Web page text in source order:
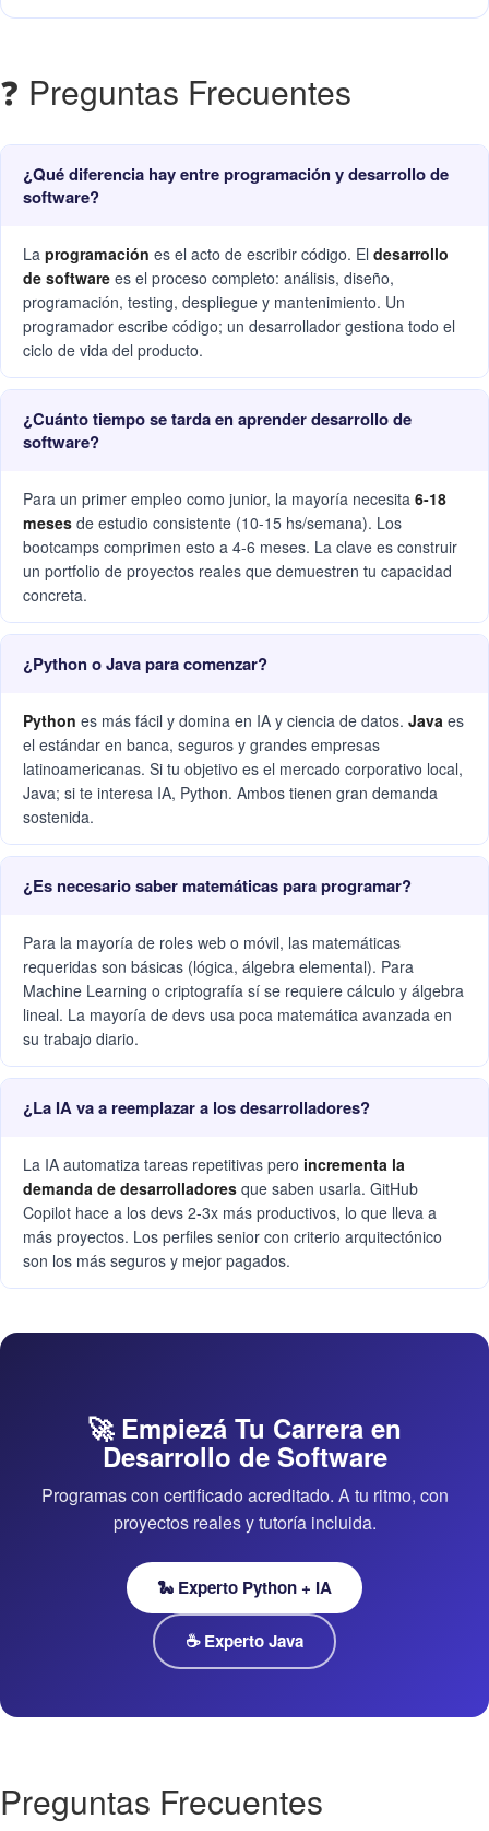
❓ Preguntas Frecuentes
¿Qué diferencia hay entre programación y desarrollo de
software?
La programación es el acto de escribir código. El desarrollo
de software es el proceso completo: análisis, diseño,
programación, testing, despliegue y mantenimiento. Un
programador escribe código; un desarrollador gestiona todo el
ciclo de vida del producto.
¿Cuánto tiempo se tarda en aprender desarrollo de
software?
Para un primer empleo como junior, la mayoría necesita 6-18
meses de estudio consistente (10-15 hs/semana). Los
bootcamps comprimen esto a 4-6 meses. La clave es construir
un portfolio de proyectos reales que demuestren tu capacidad
concreta.
¿Python o Java para comenzar?
Python es más fácil y domina en IA y ciencia de datos. Java es
el estándar en banca, seguros y grandes empresas
latinoamericanas. Si tu objetivo es el mercado corporativo local,
Java; si te interesa IA, Python. Ambos tienen gran demanda
sostenida.
¿Es necesario saber matemáticas para programar?
Para la mayoría de roles web o móvil, las matemáticas
requeridas son básicas (lógica, álgebra elemental). Para
Machine Learning o criptografía sí se requiere cálculo y álgebra
lineal. La mayoría de devs usa poca matemática avanzada en
su trabajo diario.
¿La IA va a reemplazar a los desarrolladores?
La IA automatiza tareas repetitivas pero incrementa la
demanda de desarrolladores que saben usarla. GitHub
Copilot hace a los devs 2-3x más productivos, lo que lleva a
más proyectos. Los perfiles senior con criterio arquitectónico
son los más seguros y mejor pagados.
🚀 Empiezá Tu Carrera en
Desarrollo de Software
Programas con certificado acreditado. A tu ritmo, con
proyectos reales y tutoría incluida.
🐍 Experto Python + IA
☕ Experto Java
Preguntas Frecuentes